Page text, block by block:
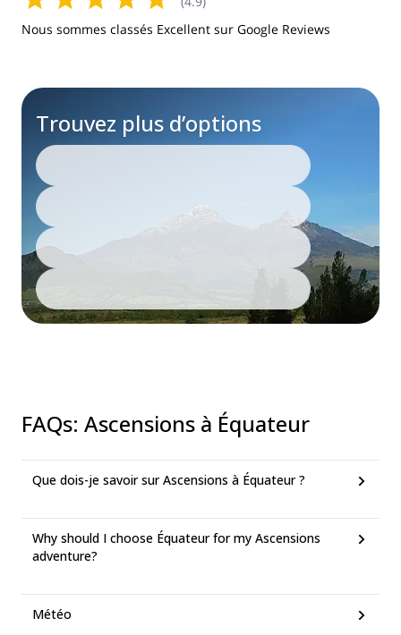
Nous sommes classés Excellent sur Google Reviews
Trouvez plus d’options
FAQs: Ascensions à Équateur
Que dois-je savoir sur Ascensions à Équateur ?
Why should I choose Équateur for my Ascensions
adventure?
Météo